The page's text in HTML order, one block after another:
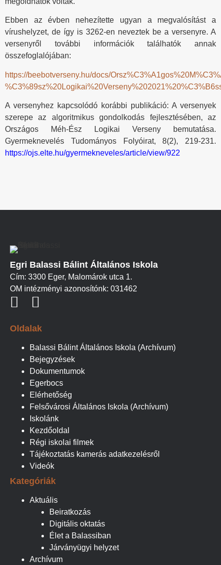
Ebben az évben nehezítette ugyan a megvalósítást a
vírushelyzet, de így is 3262-en neveztek be a versenyre. A
versenyről további információk találhatók annak
összefoglalójában:
https://beebotverseny.hu/docs/
A versenyhez kapcsolódó korábbi publikáció: A versenyek
szerepe az algoritmikus gondolkodás fejlesztésében, az
Országos Méh-Ész Logikai Verseny bemutatása.
Gyermeknevelés Tudományos Folyóirat, 8(2), 219-231.
https://ojs.elte.hu/gyermekneveles/article/view/922
Egri Balassi Bálint Általános Iskola
Cím: 3300 Eger, Malomárok utca 1.
OM intézményi azonosítónk: 031462
Oldalak
Balassi Bálint Általános Iskola (Archívum)
Bejegyzések
Dokumentumok
Egerbocs
Elérhetőség
Felsővárosi Általános Iskola (Archívum)
Iskolánk
Kezdőoldal
Régi iskolai filmek
Tájékoztatás kamerás adatkezelésről
Videók
Kategóriák
Aktuális
Beiratkozás
Digitális oktatás
Élet a Balassiban
Járványügyi helyzet
Archívum